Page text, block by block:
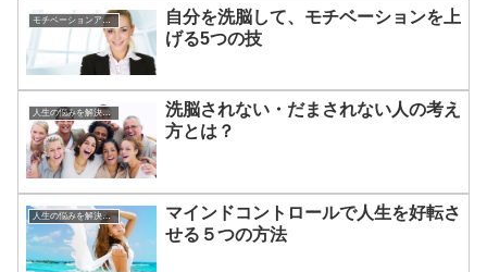
モチベーションアップの方法
自分を洗脳して、モチベーションを上
げる5つの技
人生の悩みを解決する方法
洗脳されない・だまされない人の考え
方とは？
人生の悩みを解決する方法
マインドコントロールで人生を好転さ
せる５つの方法